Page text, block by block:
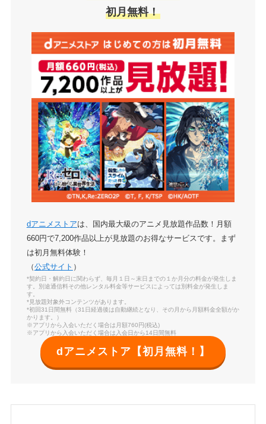
初月無料！
dアニメストアは、国内最大級のアニメ見放題作品数！月額
660円で7,200作品以上が見放題のお得なサービスです。まず
は初月無料体験！
（公式サイト ）
*契約日・解約日に関わらず、毎月１日～末日までの１か月分の料金が発生しま
す。別途通信料その他レンタル料金等サービスによっては別料金が発生しま
す。
*見放題対象外コンテンツがあります。
*初回31日間無料（31日経過後は自動継続となり、その月から月額料金全額がか
かります。）
※アプリから入会いただく場合は月額760円(税込)
※アプリから入会いただく場合は入会日から14日間無料
dアニメストア【初月無料！】